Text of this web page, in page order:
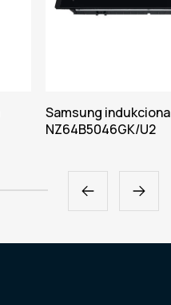
Samsung
NZ64B5046GK/U2